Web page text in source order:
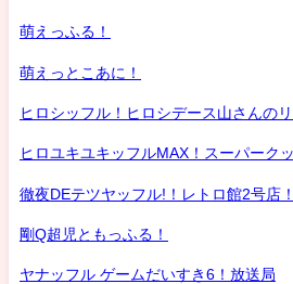
萌えっふる！
萌えっとこあに！
ヒロシッフル！ヒロシデース山さんの
ヒロユキユキッフルMAX！スーパーク
徹夜DEテツヤッフル!！レトロ館2号店！
剛Q超児ともっふる！
ヤナッフル ゲームだいすき6！放送局